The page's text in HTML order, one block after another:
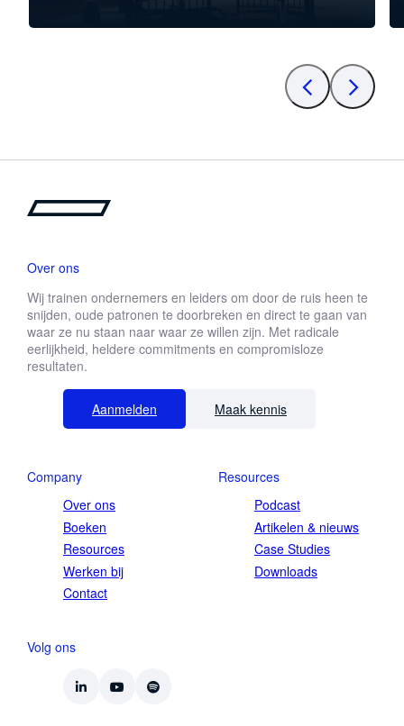
Over ons
Wij trainen ondernemers en leiders om door de ruis heen te
snijden, oude patronen te doorbreken en direct te gaan van
waar ze nu staan naar waar ze willen zijn. Met radicale
eerlijkheid, heldere commitments en compromisloze
resultaten.
Aanmelden Maak kennis
Company
Over ons
Boeken
Resources
Werken bij
Contact
Resources
Podcast
Artikelen & nieuws
Case Studies
Downloads
Volg ons